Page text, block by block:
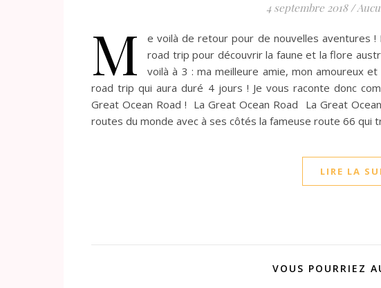
4 septembre 2018 /
M
e voilà de retour pour de nouvelles aventures
road trip pour découvrir la faune et la flore
voilà à 3 : ma meilleure amie, mon amoureux
road trip qui aura duré 4 jours ! Je vous raconte donc
Great Ocean Road ! La Great Ocean Road La Great
routes du monde avec à ses côtés la fameuse route 66 qui
LIRE LA
VOUS POURRIEZ